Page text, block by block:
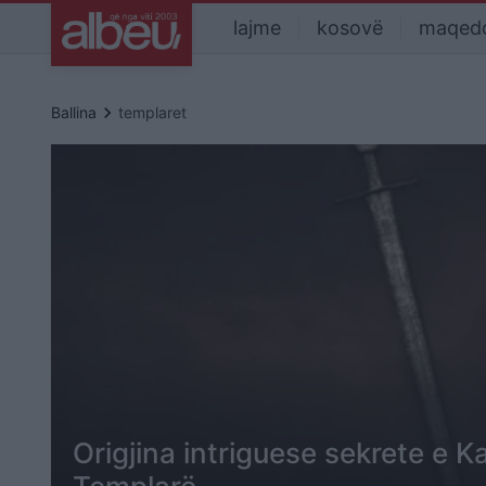
lajme kosovë
Ballina keyboard_arrow_right templaret
Origjina intriguese sekrete e